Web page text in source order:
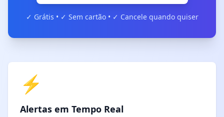
✓ Grátis • ✓ Sem cartão • ✓ Cancele quando quiser
⚡
Alertas em Tempo Real